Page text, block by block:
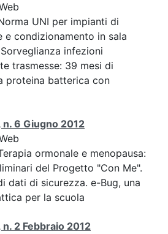
UNI per impianti di
e condizionamento in sala
infezioni
trasmesse: 39 mesi di
proteina batterica con
n. 6 Giugno 2012
ormonale e menopausa:
del Progetto "Con Me".
dati di sicurezza. e-Bug, una
per la scuola
n. 2 Febbraio 2012